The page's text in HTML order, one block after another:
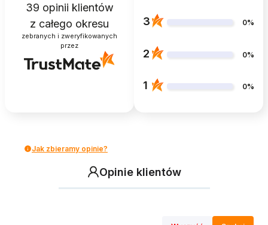
39 opinii klientów
z całego okresu
zebranych i zweryfikowanych
przez
3 0%
2 0%
1 0%
Jak zbieramy opinie?
Opinie klientów